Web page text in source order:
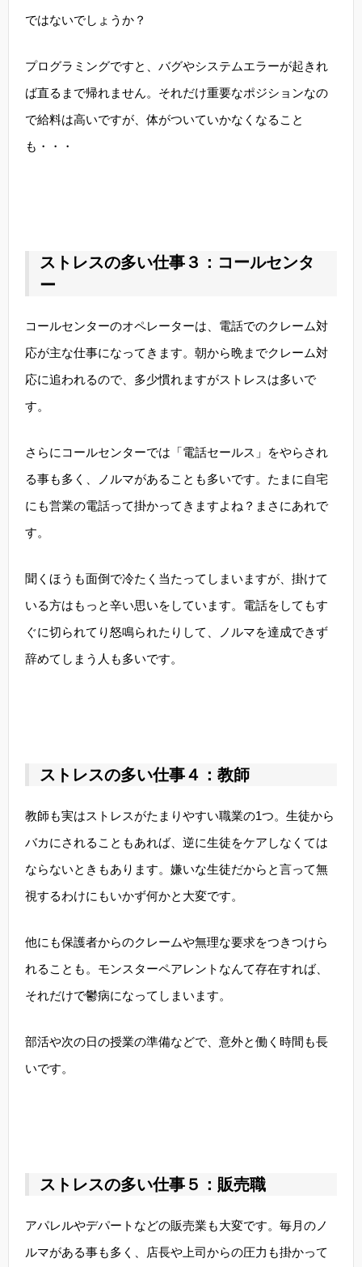
ではないでしょうか？
プログラミングですと、バグやシステムエラーが起きれ
ば直るまで帰れません。それだけ重要なポジションなの
で給料は高いですが、体がついていかなくなること
も・・・
ストレスの多い仕事３：コールセンタ
ー
コールセンターのオペレーターは、電話でのクレーム対
応が主な仕事になってきます。朝から晩までクレーム対
応に追われるので、多少慣れますがストレスは多いで
す。
さらにコールセンターでは「電話セールス」をやらされ
る事も多く、ノルマがあることも多いです。たまに自宅
にも営業の電話って掛かってきますよね？まさにあれで
す。
聞くほうも面倒で冷たく当たってしまいますが、掛けて
いる方はもっと辛い思いをしています。電話をしてもす
ぐに切られてり怒鳴られたりして、ノルマを達成できず
辞めてしまう人も多いです。
ストレスの多い仕事４：教師
教師も実はストレスがたまりやすい職業の1つ。生徒から
バカにされることもあれば、逆に生徒をケアしなくては
ならないときもあります。嫌いな生徒だからと言って無
視するわけにもいかず何かと大変です。
他にも保護者からのクレームや無理な要求をつきつけら
れることも。モンスターペアレントなんて存在すれば、
それだけで鬱病になってしまいます。
部活や次の日の授業の準備などで、意外と働く時間も長
いです。
ストレスの多い仕事５：販売職
アパレルやデパートなどの販売業も大変です。毎月のノ
ルマがある事も多く、店長や上司からの圧力も掛かって